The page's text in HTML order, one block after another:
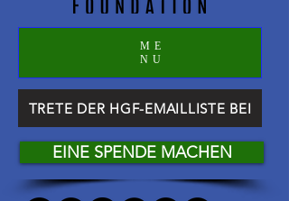
ME
NU
TRETE DER HGF-EMAILLISTE BEI
EINE SPENDE MACHEN